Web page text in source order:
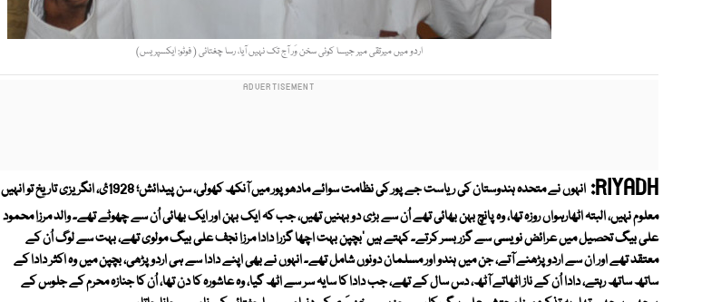
اردو میں میرتقی میر جیسا کوئی سخن وَر آج تک نہیں آیا، رسا چغتائی ( فوٹو: ایکسپریس)
RIYADH:
انہوں نے متحدہ ہندوستان کی ریاست جے پور کی نظامت سوائے مادھو پور میں آنکھ کھولی، سن پیدائش؛ 1928ئ، انگریزی تاریخ تو انہیں
معلوم نہیں، البتہ اٹھارہواں روزہ تھا، وہ پانچ بہن بھائی تھے اُن سے بڑی دو بہنیں تھیں، جب کہ ایک بہن اور ایک بھائی اُن سے چھوٹے تھے۔ والد مرزا محمود
علی بیگ تحصیل میں عرائض نویسی سے گزر بسر کرتے۔ کہتے ہیں 'بچپن بہت اچھا گزرا دادا مرزا نجف علی بیگ مولوی تھے، بہت سے لوگ اُن کے
معتقد تھے اور ان سے اردو پڑھنے آتے، جن میں ہندو اور مسلمان دونوں شامل تھے۔ انہوں نے بھی اپنے دادا سے ہی اردو پڑھی، بچپن میں وہ اکثر دادا کے
ساتھ ساتھ رہتے، دادا اُن کے ناز اٹھاتے آٹھ، دس سال کے تھے، جب دادا کا سایہ سر سے اٹھ گیا، وہ عاشورہ کا دن تھا، اُن کا جنازہ محرم کے جلوس کے